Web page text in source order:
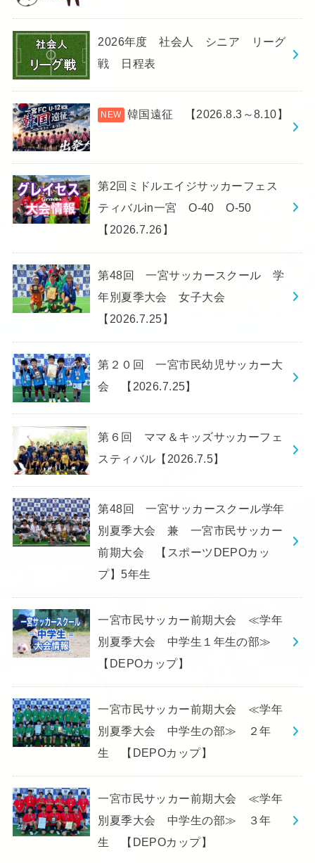
2026年度 社会人 シニア リーグ
戦 日程表
韓国遠征 【2026.8.3～8.10】
第2回ミドルエイジサッカーフェス
ティバルin一宮 O-40 O-50
【2026.7.26】
第48回 一宮サッカースクール 学
年別夏季大会 女子大会
【2026.7.25】
第２０回 一宮市民幼児サッカー大
会 【2026.7.25】
第６回 ママ＆キッズサッカーフェ
スティバル【2026.7.5】
第48回 一宮サッカースクール学年
別夏季大会 兼 一宮市民サッカー
前期大会 【スポーツDEPOカッ
プ】5年生
一宮市民サッカー前期大会 ≪学年
別夏季大会 中学生１年生の部≫
【DEPOカップ】
一宮市民サッカー前期大会 ≪学年
別夏季大会 中学生の部≫ ２年
生 【DEPOカップ】
一宮市民サッカー前期大会 ≪学年
別夏季大会 中学生の部≫ ３年
生 【DEPOカップ】